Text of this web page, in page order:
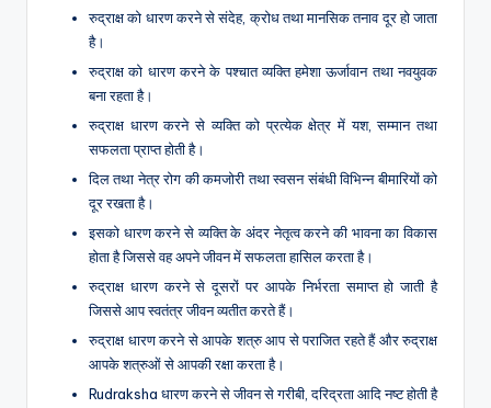
रुद्राक्ष को धारण करने से संदेह, क्रोध तथा मानसिक तनाव दूर हो जाता
है।
रुद्राक्ष को धारण करने के पश्चात व्यक्ति हमेशा ऊर्जावान तथा नवयुवक
बना रहता है।
रुद्राक्ष धारण करने से व्यक्ति को प्रत्येक क्षेत्र में यश, सम्मान तथा
सफलता प्राप्त होती है।
दिल तथा नेत्र रोग की कमजोरी तथा स्वसन संबंधी विभिन्न बीमारियों को
दूर रखता है।
इसको धारण करने से व्यक्ति के अंदर नेतृत्व करने की भावना का विकास
होता है जिससे वह अपने जीवन में सफलता हासिल करता है।
रुद्राक्ष धारण करने से दूसरों पर आपके निर्भरता समाप्त हो जाती है
जिससे आप स्वतंत्र जीवन व्यतीत करते हैं।
रुद्राक्ष धारण करने से आपके शत्रु आप से पराजित रहते हैं और रुद्राक्ष
आपके शत्रुओं से आपकी रक्षा करता है।
Rudraksha धारण करने से जीवन से गरीबी, दरिद्रता आदि नष्ट होती है